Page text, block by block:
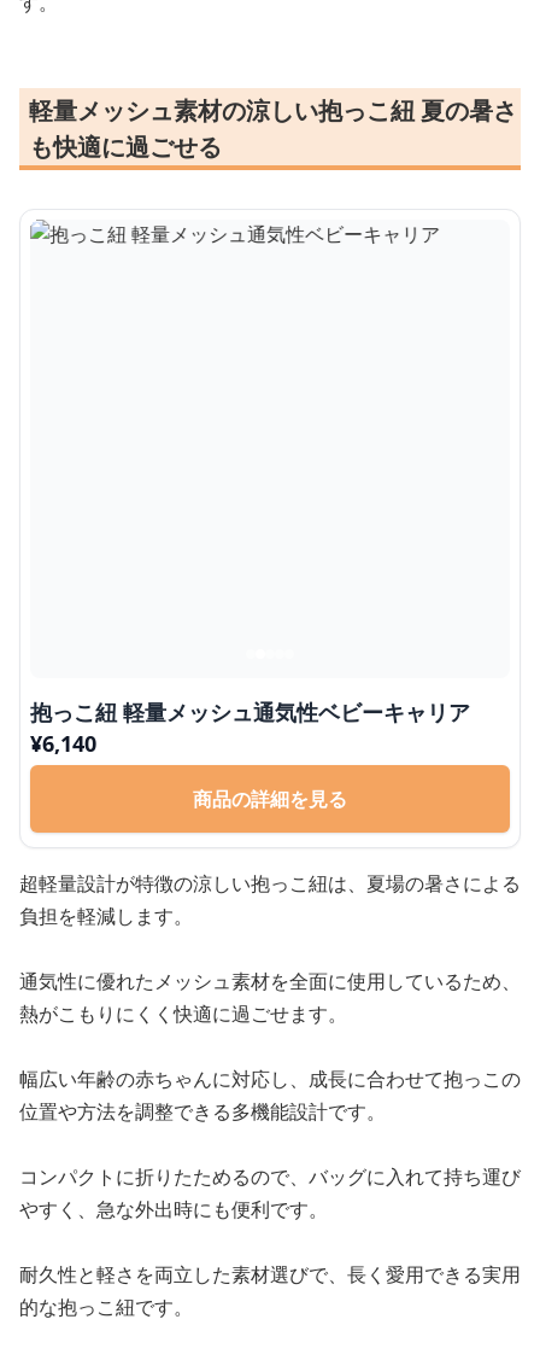
軽量メッシュ素材の涼しい抱っこ紐 夏の暑さ
も快適に過ごせる
抱っこ紐 軽量メッシュ通気性ベビーキャリア
¥6,140
商品の詳細を見る
超軽量設計が特徴の涼しい抱っこ紐は、夏場の暑さによる
負担を軽減します。
通気性に優れたメッシュ素材を全面に使用しているため、
熱がこもりにくく快適に過ごせます。
幅広い年齢の赤ちゃんに対応し、成長に合わせて抱っこの
位置や方法を調整できる多機能設計です。
コンパクトに折りたためるので、バッグに入れて持ち運び
やすく、急な外出時にも便利です。
耐久性と軽さを両立した素材選びで、長く愛用できる実用
的な抱っこ紐です。